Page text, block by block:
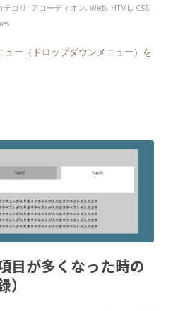
テゴリ: アコーディオン, Web, HTML , CSS,
ー（ドロップダウンメニュー）を
目が多くなった時の